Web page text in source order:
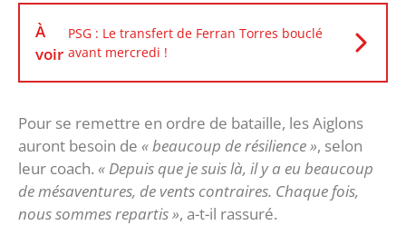
À
voir
PSG : Le transfert de Ferran Torres bouclé
avant mercredi !
Pour se remettre en ordre de bataille, les Aiglons
auront besoin de « beaucoup de résilience », selon
leur coach. « Depuis que je suis là, il y a eu beaucoup
de mésaventures, de vents contraires. Chaque fois,
nous sommes repartis », a-t-il rassuré.